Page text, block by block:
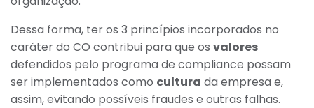
Dessa forma, ter os 3 princípios incorporados no
caráter do CO contribui para que os valores
defendidos pelo programa de compliance possam
ser implementados como cultura da empresa e,
assim, evitando possíveis fraudes e outras falhas.